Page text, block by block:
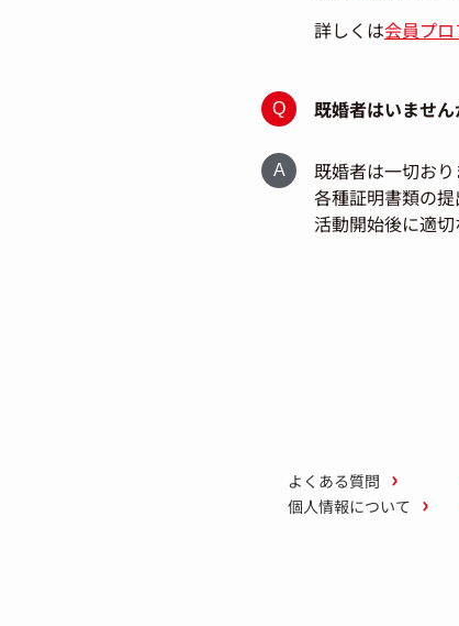
詳しくは会員プ
既婚者はいません
既婚者は一切お
各種証明書類の
活動開始後に適
よくある質問
個人情報について